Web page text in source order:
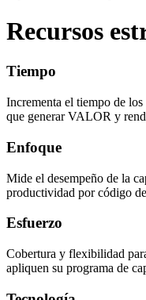
Recursos
Tiempo
Incrementa el tiempo de
que generar VALOR y
Enfoque
Mide el desempeño de la
productividad por código
Esfuerzo
Cobertura y flexibilidad
apliquen su programa de